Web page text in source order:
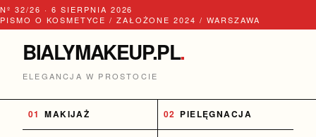
Nº 32/26 · 6 SIERPNIA 2026
PISMO O KOSMETYCE / ZAŁOŻONE 2024 / WARSZAWA
BIALYMAKEUP.PL.
ELEGANCJA W PROSTOCIE
MAKIJAŻ PIELĘGNACJA